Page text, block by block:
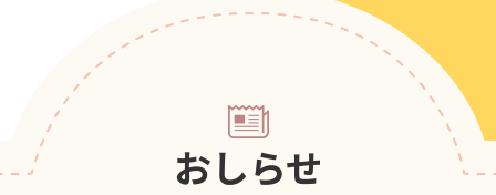
ポップアスリートカップ
おしらせ